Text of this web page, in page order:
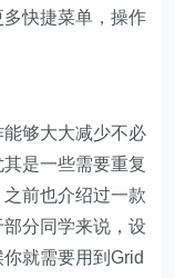
快捷菜单，操作
够大大减少不必
是一些需要重复
前也介绍过一款
分同学来说，设
就需要用到Grid